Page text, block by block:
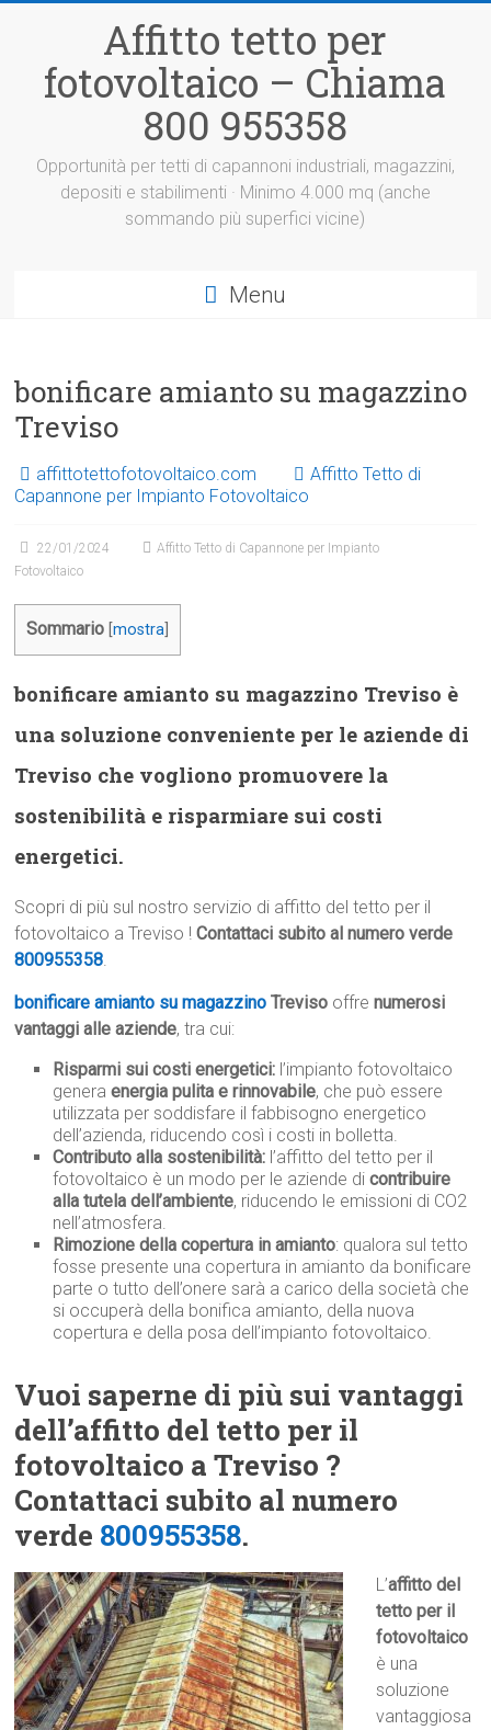
Affitto tetto per
fotovoltaico – Chiama
800 955358
Opportunità per tetti di capannoni industriali, magazzini,
depositi e stabilimenti · Minimo 4.000 mq (anche
sommando più superfici vicine)
Menu
bonificare amianto su magazzino
Treviso
affittotettofotovoltaico.com
Affitto Tetto di
Capannone per Impianto Fotovoltaico
22/01/2024
Affitto Tetto di Capannone per Impianto
Fotovoltaico
Sommario [mostra
bonificare amianto su magazzino Treviso è
una soluzione conveniente per le aziende di
Treviso che vogliono promuovere la
sostenibilità e risparmiare sui costi
energetici.
Scopri di più sul nostro servizio di affitto del tetto per il
fotovoltaico a Treviso !Contattaci subito al numero verde
800955358.
bonificare amianto su magazzino Treviso offrenumerosi
vantaggi alle aziende, tra cui:
Risparmi sui costi energetici: l’impianto fotovoltaico
generaenergia pulita e rinnovabile, che può essere
utilizzata per soddisfare il fabbisogno energetico
dell’azienda, riducendo così i costi in bolletta.
Contributo alla sostenibilità: l’affitto del tetto per il
fotovoltaico è un modo per le aziende dicontribuire
alla tutela dell’ambiente, riducendo le emissioni di CO2
nell’atmosfera.
Rimozione della copertura in amianto: qualora sul tetto
fosse presente una copertura in amianto da bonificare
parte o tutto dell’onere sarà a carico della società che
si occuperà della bonifica amianto, della nuova
copertura e della posa dell’impianto fotovoltaico.
Vuoi saperne di più sui vantaggi
dell’affitto del tetto per il
fotovoltaico a Treviso ?
Contattaci subito al numero
verde 800955358.
L’affitto del
tetto per il
fotovoltaico
è una
soluzione
vantaggiosa